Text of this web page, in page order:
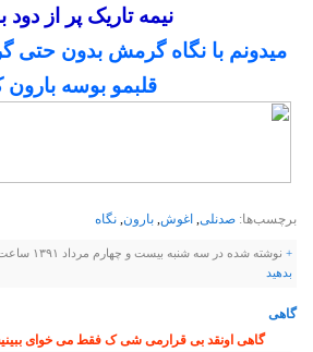
نیمه تاریک پر از دود
میدونم با نگاه گرمش بدون حتی
قلبمو بوسه بارون
برچسب‌ها: صدنلی, اغوش, بارون, نگاه
+ نوشته شده در سه شنبه بیست و چهارم مرداد ۱۳۹۱ ساعت 3:55 توسط ســـروش |
بدهيد
گاهی
گاهی اونقد بی قرارمی شی ک فقط می خوای